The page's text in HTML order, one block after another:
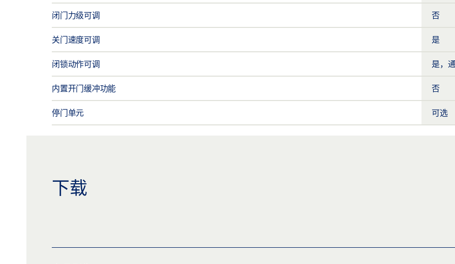
闭门力级可调 否
关门速度可调 是
闭锁动作可调 是，
内置开门缓冲功能 否
停门单元 可选
下载